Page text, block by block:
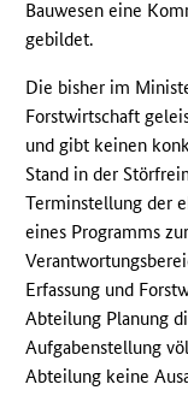
Bauwesen eine
gebildet.
Die bisher im
Forstwirtschaft
und gibt keinen
Stand in der
Terminstellung der
eines Programms
Erfassung und
Abteilung Planung
Aufgabenstellung
Abteilung keine